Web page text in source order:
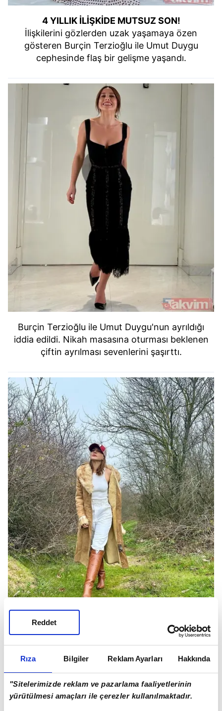
Rıza Bilgiler Reklam Ayarları Hakkında
"Sitelerimizde reklam ve pazarlama faaliyetlerinin
yürütülmesi amaçları ile çerezler kullanılmaktadır.
Reddet
4 YILLIK İLİŞKİDE MUTSUZ SON!
İlişkilerini gözlerden uzak yaşamaya özen
gösteren Burçin Terzioğlu ile Umut Duygu
cephesinde flaş bir gelişme yaşandı.
Burçin Terzioğlu ile Umut Duygu'nun ayrıldığı
iddia edildi. Nikah masasına oturması beklenen
çiftin ayrılması sevenlerini şaşırttı.
bir açıklama gelmedi.